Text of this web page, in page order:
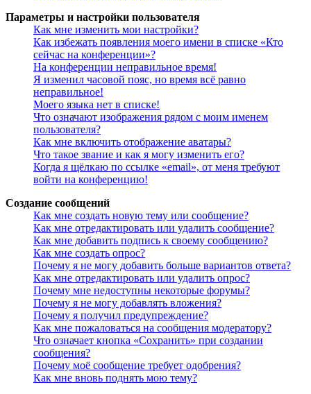
Параметры и настройки пользователя
Как мне изменить мои настройки?
Как избежать появления моего имени в списке «Кто
сейчас на конференции»?
На конференции неправильное время!
Я изменил часовой пояс, но время всё равно
неправильное!
Моего языка нет в списке!
Что означают изображения рядом с моим именем
пользователя?
Как мне включить отображение аватары?
Что такое звание и как я могу изменить его?
Когда я щёлкаю по ссылке «email», от меня требуют
войти на конференцию!
Создание сообщений
Как мне создать новую тему или сообщение?
Как мне отредактировать или удалить сообщение?
Как мне добавить подпись к своему сообщению?
Как мне создать опрос?
Почему я не могу добавить больше вариантов ответа?
Как мне отредактировать или удалить опрос?
Почему мне недоступны некоторые форумы?
Почему я не могу добавлять вложения?
Почему я получил предупреждение?
Как мне пожаловаться на сообщения модератору?
Что означает кнопка «Сохранить» при создании
сообщения?
Почему моё сообщение требует одобрения?
Как мне вновь поднять мою тему?